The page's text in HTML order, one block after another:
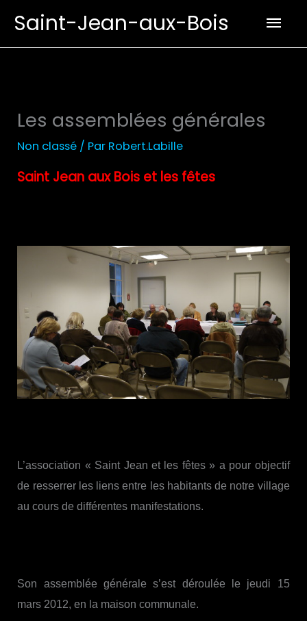
contenu
Saint-Jean-aux-Bois
Les assemblées générales
Non classé / Par Robert.Labille
Saint Jean aux Bois et les fêtes
L’association « Saint Jean et les fêtes » a pour objectif
de resserrer les liens entre les habitants de notre village
au cours de différentes manifestations.
Son assemblée générale s’est déroulée le jeudi 15
mars 2012, en la maison communale.